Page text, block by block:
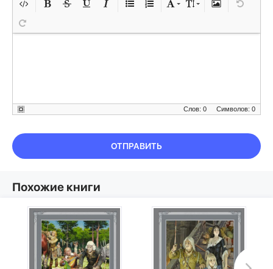
Символов: 0
Слов: 0
ОТПРАВИТЬ
Похожие книги